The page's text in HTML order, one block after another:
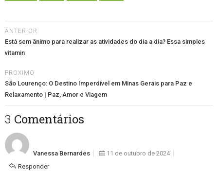
ANTERIOR
Está sem ânimo para realizar as atividades do dia a dia? Essa simples
vitamin
PROXIMO
São Lourenço: O Destino Imperdível em Minas Gerais para Paz e
Relaxamento | Paz, Amor e Viagem
3 Comentários
Vanessa Bernardes
11 de outubro de 2024
Responder